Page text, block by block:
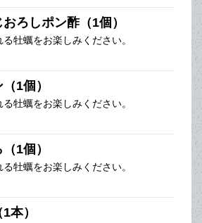
おろしポン酢（1個）
牡蠣をお楽しみください。
1個）
牡蠣をお楽しみください。
1個）
牡蠣をお楽しみください。
本）